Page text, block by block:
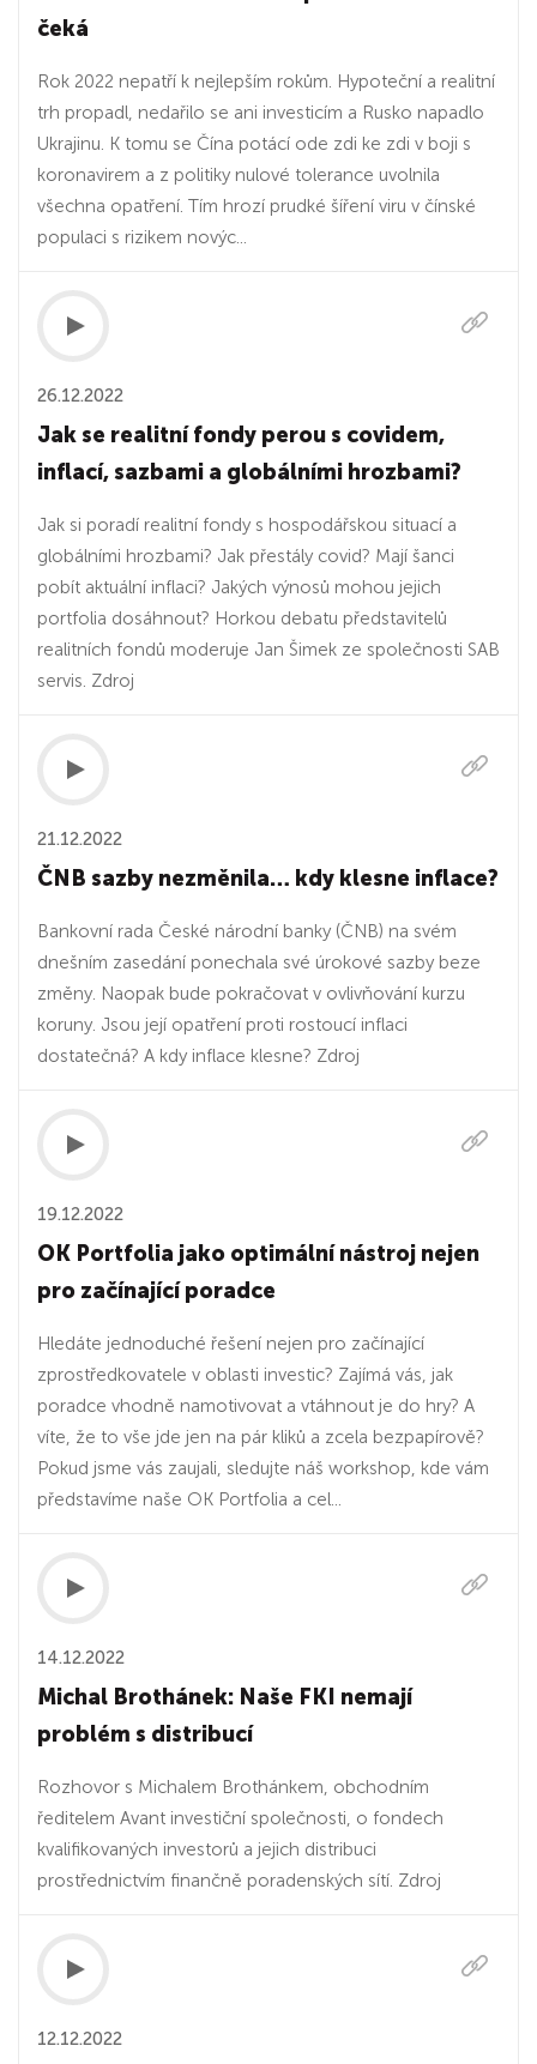
čeká
Rok 2022 nepatří k nejlepším rokům. Hypoteční a realitní
trh propadl, nedařilo se ani investicím a Rusko napadlo
Ukrajinu. K tomu se Čína potácí ode zdi ke zdi v boji s
koronavirem a z politiky nulové tolerance uvolnila
všechna opatření. Tím hrozí prudké šíření viru v čínské
populaci s rizikem novýc...
26.12.2022
Jak se realitní fondy perou s covidem,
inflací, sazbami a globálními hrozbami?
Jak si poradí realitní fondy s hospodářskou situací a
globálními hrozbami? Jak přestály covid? Mají šanci
pobít aktuální inflaci? Jakých výnosů mohou jejich
portfolia dosáhnout? Horkou debatu představitelů
realitních fondů moderuje Jan Šimek ze společnosti SAB
servis. Zdroj
21.12.2022
ČNB sazby nezměnila… kdy klesne inflace?
Bankovní rada České národní banky (ČNB) na svém
dnešním zasedání ponechala své úrokové sazby beze
změny. Naopak bude pokračovat v ovlivňování kurzu
koruny. Jsou její opatření proti rostoucí inflaci
dostatečná? A kdy inflace klesne? Zdroj
19.12.2022
OK Portfolia jako optimální nástroj nejen
pro začínající poradce
Hledáte jednoduché řešení nejen pro začínající
zprostředkovatele v oblasti investic? Zajímá vás, jak
poradce vhodně namotivovat a vtáhnout je do hry? A
víte, že to vše jde jen na pár kliků a zcela bezpapírově?
Pokud jsme vás zaujali, sledujte náš workshop, kde vám
představíme naše OK Portfolia a cel...
14.12.2022
Michal Brothánek: Naše FKI nemají
problém s distribucí
Rozhovor s Michalem Brothánkem, obchodním
ředitelem Avant investiční společnosti, o fondech
kvalifikovaných investorů a jejich distribuci
prostřednictvím finančně poradenských sítí. Zdroj
12.12.2022